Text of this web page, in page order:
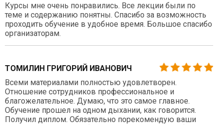
Курсы мне очень понравились. Все лекции были по
теме и содержанию понятны. Спасибо за возможность
проходить обучение в удобное время. Большое спасибо
организаторам.
ТОМИЛИН ГРИГОРИЙ ИВАНОВИЧ
Всеми материалами полностью удовлетворен.
Отношение сотрудников профессиональное и
благожелательное. Думаю, что это самое главное.
Обучение прошел на одном дыхании, как говорится.
Получил диплом. Обязательно порекомендую ваши